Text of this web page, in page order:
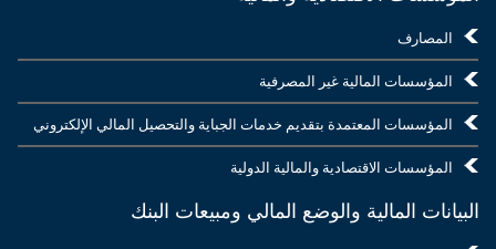
المصارف
المؤسسات المالية غير المصرفية
المؤسسات المعتمدة بتقديم خدمات الجباية والتحصيل المالي الإلكتروني
المؤسسات الاقتصادية والمالية الدولية
البيانات المالية والوضع المالي ومبيعات البنك